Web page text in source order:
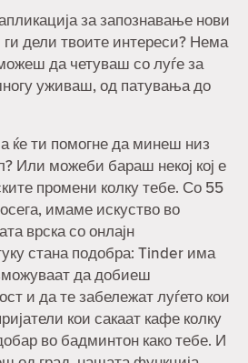
за запознавање нови
ги дели твоите интереси? Нема
да четуваш со луѓе за
уживаш, од патувања до
ќе ти помогне да минеш низ
Или можеби бараш некој кој е
промени колку тебе. Со 55
имаме искуство во
врска со онлајн
стана подобра: Tinder има
да добиеш
и да те забележат луѓето кои
кои сакаат кафе колку
во бадминтон како тебе. И